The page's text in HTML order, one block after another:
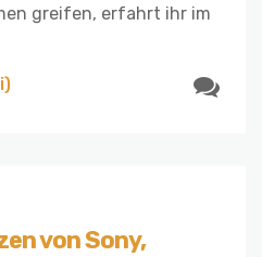
greifen, erfahrt ihr im
von Sony,